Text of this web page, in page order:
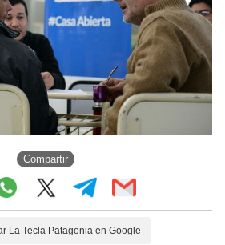
Compartir
La Tecla Patagonia en Google